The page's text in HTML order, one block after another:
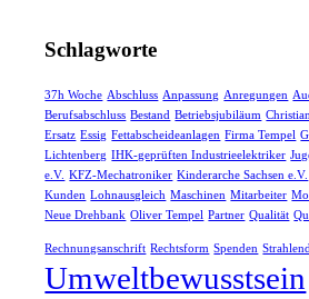
Schlagworte
37h Woche Abschluss Anpassung Anregungen
Berufsabschluss Bestand Betriebsjubiläum
Ersatz Essig Fettabscheideanlagen Firma Tempel
Lichtenberg IHK-geprüften Industrieelektriker
e.V. KFZ-Mechatroniker Kinderarche Sachsen e.V.
Kunden Lohnausgleich Maschinen Mitarbeiter
Neue Drehbank Oliver Tempel Partner Qualität
Rechnungsanschrift Rechtsform Spenden
Umweltbewusstsein